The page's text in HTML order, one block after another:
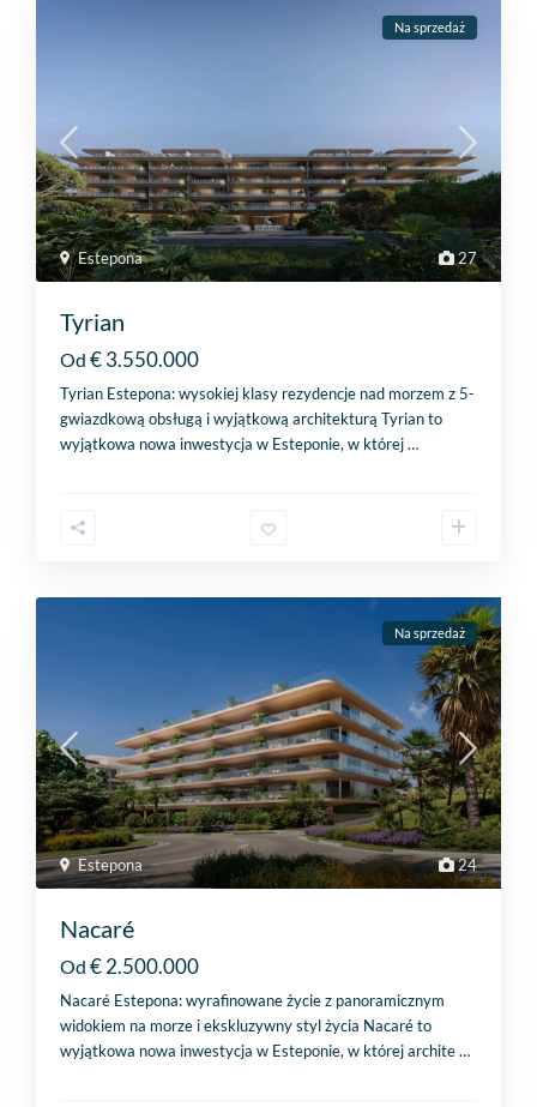
27
Estepona
Na sprzedaż
Tyrian
Od € 3.550.000
Tyrian Estepona: wysokiej klasy rezydencje nad morzem z 5-
gwiazdkową obsługą i wyjątkową architekturą Tyrian to
wyjątkowa nowa inwestycja w Esteponie, w której…
24
Estepona
Na sprzedaż
Nacaré
Od € 2.500.000
Nacaré Estepona: wyrafinowane życie z panoramicznym
widokiem na morze i ekskluzywny styl życia Nacaré to
wyjątkowa nowa inwestycja w Esteponie, w której archite…